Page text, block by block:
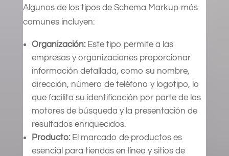
Algunos de los tipos de Schema Markup más
comunes incluyen:
Organización:Este tipo permite a las
empresas y organizaciones proporcionar
información detallada, como su nombre,
dirección, número de teléfono y logotipo, lo
que facilita su identificación por parte de los
motores de búsqueda y la presentación de
resultados enriquecidos.
Producto:El marcado de productos es
esencial para tiendas en línea y sitios de